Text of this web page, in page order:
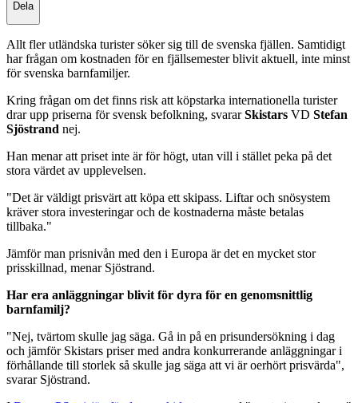
Dela
Allt fler utländska turister söker sig till de svenska fjällen. Samtidigt
har frågan om kostnaden för en fjällsemester blivit aktuell, inte minst
för svenska barnfamiljer.
Kring frågan om det finns risk att köpstarka internationella turister
drar upp priserna för svensk befolkning, svararSkistars VD Stefan
Sjöstrand nej.
Han menar att priset inte är för högt, utan vill i stället peka på det
stora värdet av upplevelsen.
"Det är väldigt prisvärt att köpa ett skipass. Liftar och snösystem
kräver stora investeringar och de kostnaderna måste betalas
tillbaka."
Jämför man prisnivån med den i Europa är det en mycket stor
prisskillnad, menar Sjöstrand.
Har era anläggningar blivit för dyra för en genomsnittlig
barnfamilj?
"Nej, tvärtom skulle jag säga. Gå in på en prisundersökning i dag
och jämför Skistars priser med andra konkurrerande anläggningar i
förhållande till storlek så skulle jag säga att vi är oerhört prisvärda",
svarar Sjöstrand.